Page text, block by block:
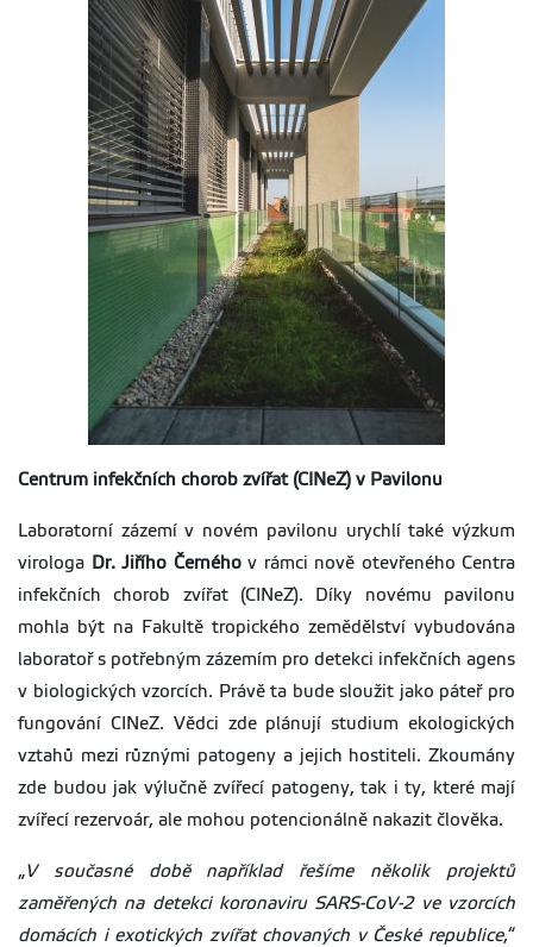
Centrum infekčních chorob zvířat (CINeZ) v Pavilonu
Laboratorní zázemí v novém pavilonu urychlí také výzkum
virologa Dr. Jiřího Černéhov rámci nově otevřeného Centra
infekčních chorob zvířat (CINeZ). Díky novému pavilonu
mohla být na Fakultě tropického zemědělství vybudována
laboratoř s potřebným zázemím pro detekci infekčních agens
v biologických vzorcích. Právě ta bude sloužit jako páteř pro
fungování CINeZ. Vědci zde plánují studium ekologických
vztahů mezi různými patogeny a jejich hostiteli. Zkoumány
zde budou jak výlučně zvířecí patogeny, tak i ty, které mají
zvířecí rezervoár, ale mohou potencionálně nakazit člověka.
„V současné době například řešíme několik projektů
zaměřených na detekci koronaviru SARS-CoV-2 ve vzorcích
domácích i exotických zvířat chovaných v České republice,“